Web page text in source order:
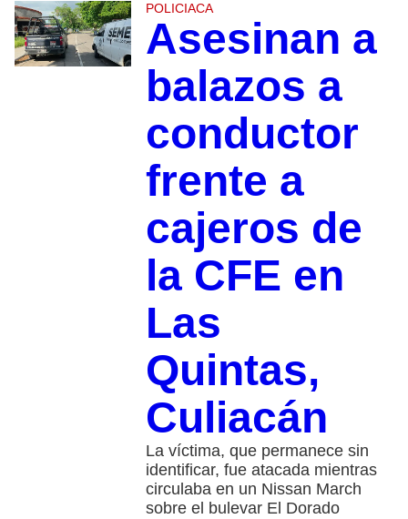
POLICIACA
Asesinan a
balazos a
conductor
frente a
cajeros de
la CFE en
Las
Quintas,
Culiacán
La víctima, que permanece sin
identificar, fue atacada mientras
circulaba en un Nissan March
sobre el bulevar El Dorado